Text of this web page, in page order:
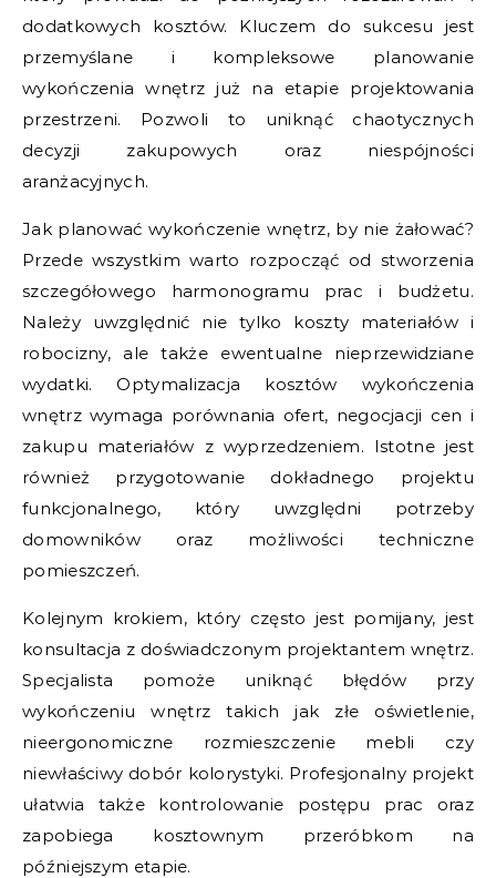
dodatkowych kosztów. Kluczem do sukcesu jest
przemyślane i kompleksowe planowanie
wykończenia wnętrz już na etapie projektowania
przestrzeni. Pozwoli to uniknąć chaotycznych
decyzji zakupowych oraz niespójności
aranżacyjnych.
Jak planować wykończenie wnętrz, by nie żałować?
Przede wszystkim warto rozpocząć od stworzenia
szczegółowego harmonogramu prac i budżetu.
Należy uwzględnić nie tylko koszty materiałów i
robocizny, ale także ewentualne nieprzewidziane
wydatki. Optymalizacja kosztów wykończenia
wnętrz wymaga porównania ofert, negocjacji cen i
zakupu materiałów z wyprzedzeniem. Istotne jest
również przygotowanie dokładnego projektu
funkcjonalnego, który uwzględni potrzeby
domowników oraz możliwości techniczne
pomieszczeń.
Kolejnym krokiem, który często jest pomijany, jest
konsultacja z doświadczonym projektantem wnętrz.
Specjalista pomoże uniknąć błędów przy
wykończeniu wnętrz takich jak złe oświetlenie,
nieergonomiczne rozmieszczenie mebli czy
niewłaściwy dobór kolorystyki. Profesjonalny projekt
ułatwia także kontrolowanie postępu prac oraz
zapobiega kosztownym przeróbkom na
późniejszym etapie.